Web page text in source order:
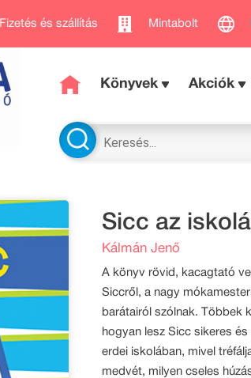
Fizetés és szállítás Mintabolt
Könyvek Akciók
Sicc az
Kálmán Jenő
A könyv rövid, kacagtató
Siccről, a nagy
barátairól szólnak. Többek
hogyan lesz Sicc sikeres és
erdei iskolában, mivel
medvét, milyen cseles